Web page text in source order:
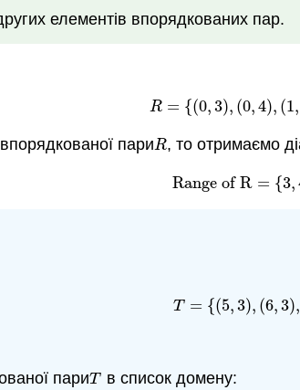
елементів впорядкованих пар.
R = {(0,3), (0, 4), (1,
R ={(0,3), (0,4),( 1,5
париR
R, то отримаємо
Range of R = {3,
Range of R= {3,
T = {(5, 3), (6, 3),
T={(5, 3),( 6,3),(
париT
T в список домену: